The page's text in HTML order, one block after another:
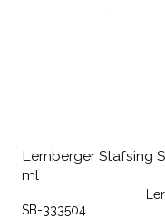
Lernberger Stafsing
ml
SB-333504